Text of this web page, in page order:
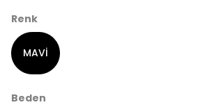
Renk
MAVİ
Beden